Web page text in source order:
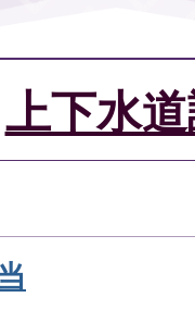
上下水